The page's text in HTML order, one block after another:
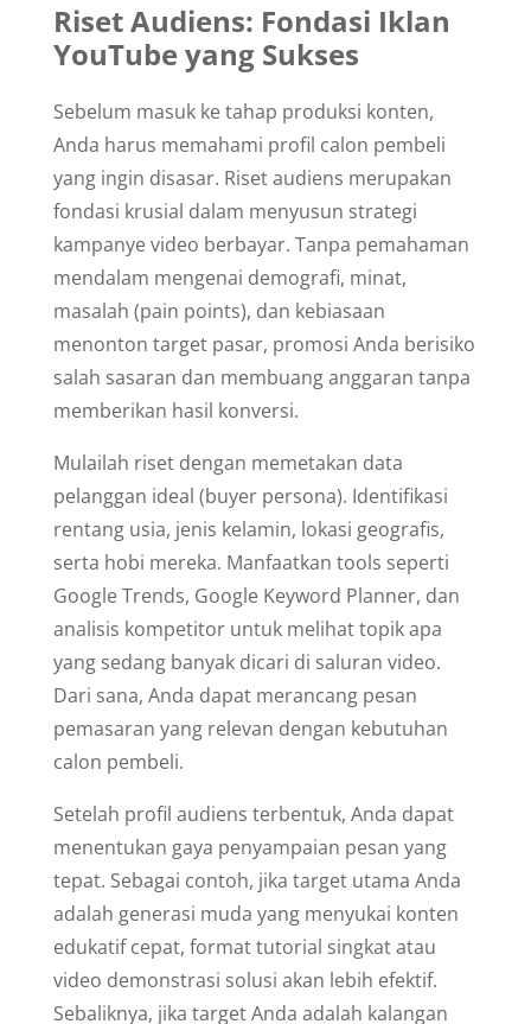
Riset Audiens: Fondasi Iklan
YouTube yang Sukses
Sebelum masuk ke tahap produksi konten,
Anda harus memahami profil calon pembeli
yang ingin disasar. Riset audiens merupakan
fondasi krusial dalam menyusun strategi
kampanye video berbayar. Tanpa pemahaman
mendalam mengenai demografi, minat,
masalah (pain points), dan kebiasaan
menonton target pasar, promosi Anda berisiko
salah sasaran dan membuang anggaran tanpa
memberikan hasil konversi.
Mulailah riset dengan memetakan data
pelanggan ideal (buyer persona). Identifikasi
rentang usia, jenis kelamin, lokasi geografis,
serta hobi mereka. Manfaatkan tools seperti
Google Trends, Google Keyword Planner, dan
analisis kompetitor untuk melihat topik apa
yang sedang banyak dicari di saluran video.
Dari sana, Anda dapat merancang pesan
pemasaran yang relevan dengan kebutuhan
calon pembeli.
Setelah profil audiens terbentuk, Anda dapat
menentukan gaya penyampaian pesan yang
tepat. Sebagai contoh, jika target utama Anda
adalah generasi muda yang menyukai konten
edukatif cepat, format tutorial singkat atau
video demonstrasi solusi akan lebih efektif.
Sebaliknya, jika target Anda adalah kalangan